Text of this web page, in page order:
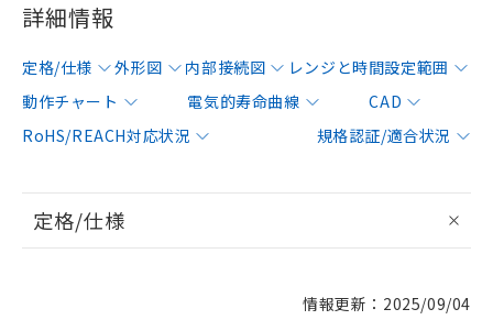
詳細情報
定格/仕様 外形図 内部接続図
レンジと時間設定範囲
動作チャート
電気的寿命曲線
CAD
RoHS/REACH対応状況
規格認証/適合状況
定格/仕様
情報更新：2025/09/04